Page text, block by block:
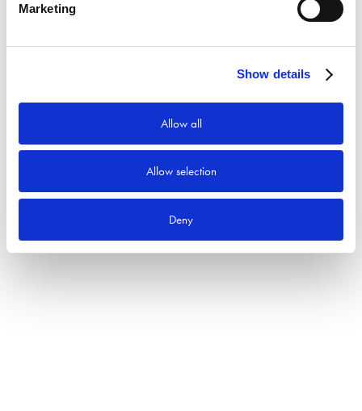
Marketing
Show details
Allow all
Allow selection
Deny